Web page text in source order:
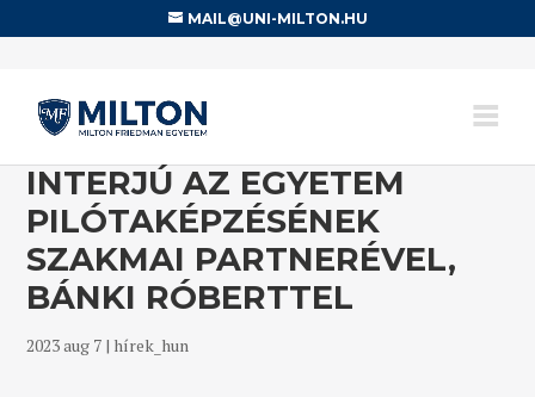
MAIL@UNI-MILTON.HU
INTERJÚ AZ EGYETEM
PILÓTAKÉPZÉSÉNEK
SZAKMAI PARTNERÉVEL,
BÁNKI RÓBERTTEL
2023 aug 7 | hírek_hun